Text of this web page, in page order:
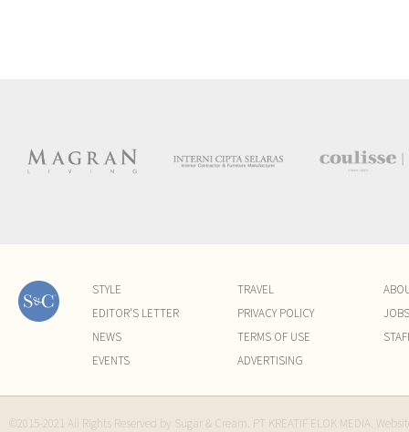
STYLE
EDITOR'S LETTER
NEWS
EVENTS
TRAVEL
PRIVACY POLICY
TERMS OF USE
ADVERTISING
JOBS
©2015-2021 All Rights Reserved by Sugar & Cream. PT KREATIF ELOK MEDIA.